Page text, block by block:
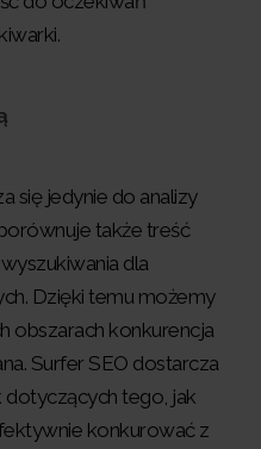
się jedynie do analizy
także treść
dla
Dzięki temu możemy
obszarach konkurencja
Surfer SEO dostarcza
tego, jak
konkurować z